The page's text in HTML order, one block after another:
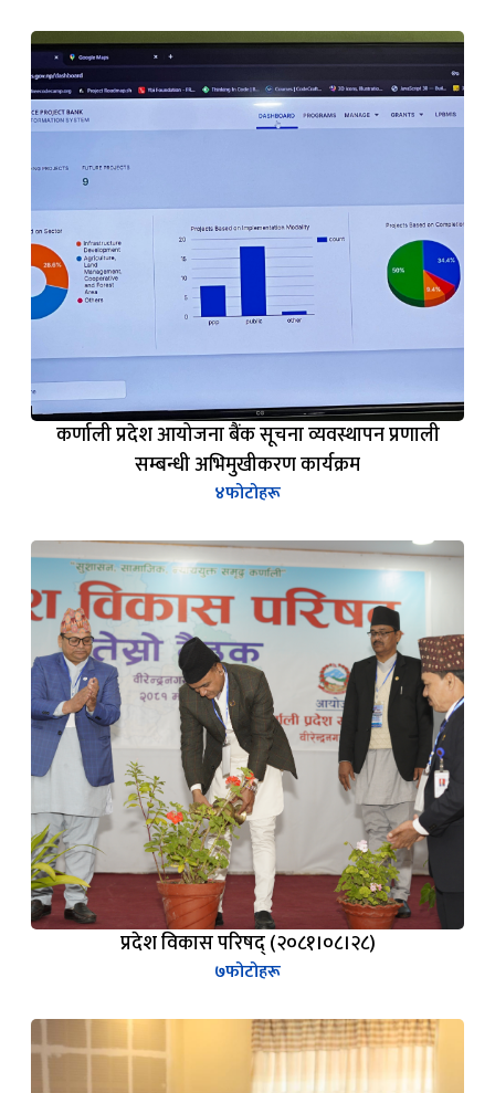
कर्णाली प्रदेश आयोजना बैंक सूचना व्यवस्थापन प्रणाली
सम्बन्धी अभिमुखीकरण कार्यक्रम
४फोटोहरू
प्रदेश विकास परिषद् (२०८१।०८।२८)
७फोटोहरू